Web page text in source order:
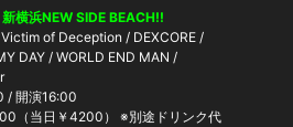
横浜NEW SIDE BEACH!!
of Deception / DEXCORE /
DAY / WORLD END MAN /
/ 開演16:00
（当日￥4200） ※別途ドリンク代